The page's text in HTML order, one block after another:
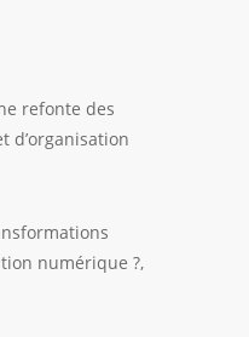
refonte des
d’organisation
numérique ?,